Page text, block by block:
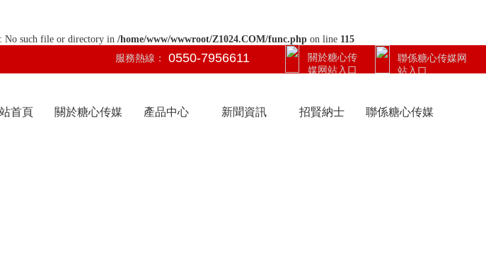
No such file or directory in /home/www/wwwroot/Z1024.COM/func.php on line 115
服務熱線：
關於糖心传
媒网站入口
0550-7956611
聯係糖心传媒网
站入口
首頁 關於糖心传媒 產品中心 新聞資訊 招賢納士 聯係糖心传媒